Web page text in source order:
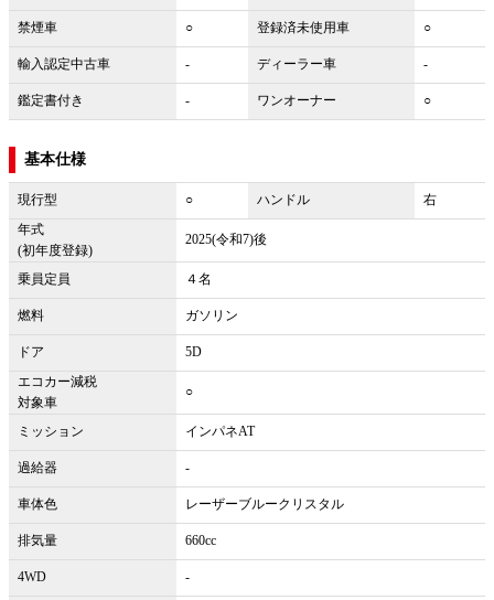
禁煙車 ○ 登録済未使用車 ○
輸入認定中古車 - ディーラー車 -
鑑定書付き - ワンオーナー ○
基本仕様
現行型 ○ ハンドル
右
年式
(初年度登録)
2025(令和7)後
乗員定員 ４名
燃料 ガソリン
ドア
5D
エコカー減税
対象車
○
ミッション インパネAT
過給器 -
車体色 レーザーブルークリスタル
排気量 660cc
4WD -